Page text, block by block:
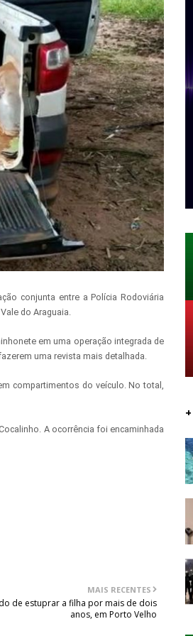
conjunta entre a Polícia Rodoviária
do Araguaia.
em uma operação integrada de
uma revista mais detalhada.
compartimentos do veículo. No total,
A ocorrência foi encaminhada
MAIS RECENTES
de estuprar a filha por mais de dois
anos, em Porto Velho